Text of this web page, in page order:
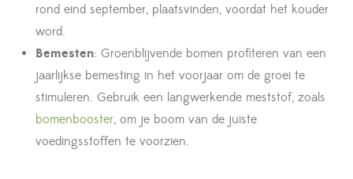
rond eind september, plaatsvinden, voordat het kouder
word.
Bemesten: Groenblijvende bomen profiteren van een
jaarlijkse bemesting in het voorjaar om de groei te
stimuleren. Gebruik een langwerkende meststof, zoals
bomenbooster, om je boom van de juiste
voedingsstoffen te voorzien.